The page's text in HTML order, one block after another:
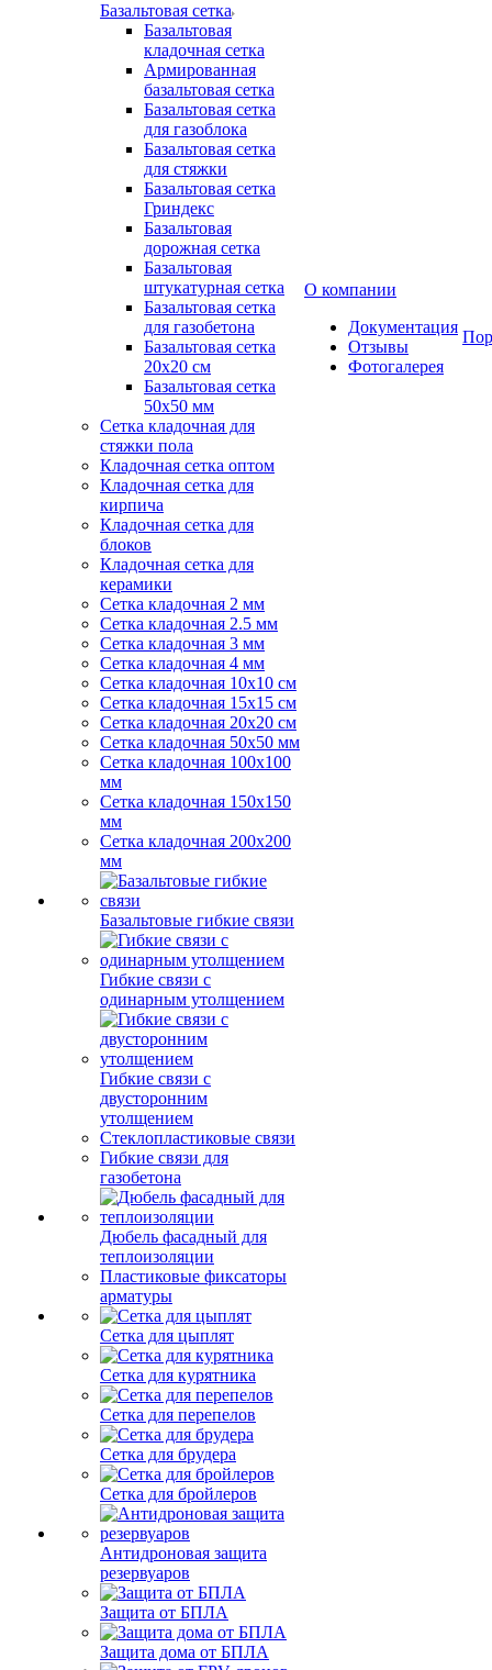
Базальтовая сетка
Базальтовая
кладочная сетка
Армированная
базальтовая сетка
Базальтовая сетка
для газоблока
Базальтовая сетка
для стяжки
Базальтовая сетка
Гриндекс
Базальтовая
дорожная сетка
Базальтовая
штукатурная сетка
Базальтовая сетка
для газобетона
Базальтовая сетка
20x20 см
Базальтовая сетка
50x50 мм
Сетка кладочная для
стяжки пола
Кладочная сетка оптом
Кладочная сетка для
кирпича
Кладочная сетка для
блоков
Кладочная сетка для
керамики
Сетка кладочная 2 мм
Сетка кладочная 2.5 мм
Сетка кладочная 3 мм
Сетка кладочная 4 мм
Сетка кладочная 10x10 см
Сетка кладочная 15x15 см
Сетка кладочная 20x20 см
Сетка кладочная 50x50 мм
Сетка кладочная 100x100
мм
Сетка кладочная 150x150
мм
Сетка кладочная 200x200
мм
Базальтовые гибкие связи
Гибкие связи с
одинарным утолщением
Гибкие связи с
двусторонним
утолщением
Стеклопластиковые связи
Гибкие связи для
газобетона
Дюбель фасадный для
теплоизоляции
Пластиковые фиксаторы
арматуры
Сетка для цыплят
Сетка для курятника
Сетка для перепелов
Сетка для брудера
Сетка для бройлеров
Антидроновая защита
резервуаров
Защита от БПЛА
Защита дома от БПЛА
О компании
Документация
Отзывы
Фотогалерея